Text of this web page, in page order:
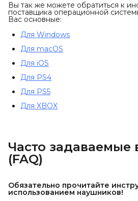
Вы так же можете обратиться к
поставщика операционной
Вас основные:
Для Windows
Для macOS
Для iOS
Для PS4
Для PS5
Для XBOX
Часто задаваемые
(FAQ)
Обязательно прочитайте
использованием наушников!